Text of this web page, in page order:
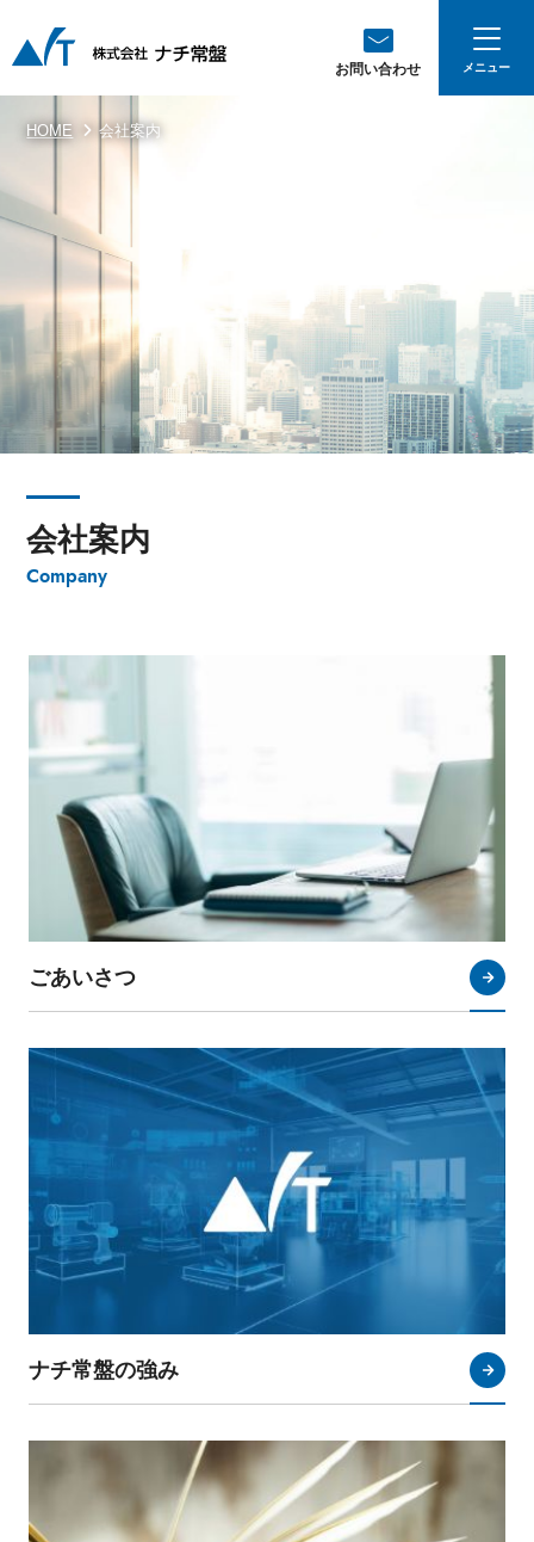
お問い合わせ
HOME 会社案内
会社案内
Company
ごあいさつ
ナチ常盤の強み